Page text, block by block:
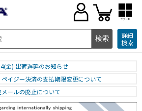
ブランド
詳細
検索
金) 出荷遅延のお知らせ
イジー決済の支払期限変更について
メールの廃止について